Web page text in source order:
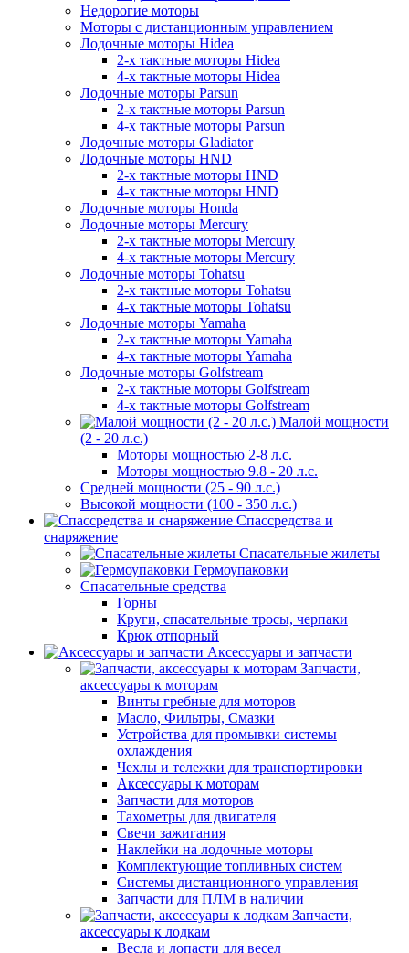
Недорогие моторы
Моторы с дистанционным управлением
Лодочные моторы Hidea
2-х тактные моторы Hidea
4-х тактные моторы Hidea
Лодочные моторы Parsun
2-х тактные моторы Parsun
4-х тактные моторы Parsun
Лодочные моторы Gladiator
Лодочные моторы HND
2-х тактные моторы HND
4-х тактные моторы HND
Лодочные моторы Honda
Лодочные моторы Mercury
2-х тактные моторы Mercury
4-х тактные моторы Mercury
Лодочные моторы Tohatsu
2-х тактные моторы Tohatsu
4-х тактные моторы Tohatsu
Лодочные моторы Yamaha
2-х тактные моторы Yamaha
4-х тактные моторы Yamaha
Лодочные моторы Golfstream
2-х тактные моторы Golfstream
4-х тактные моторы Golfstream
Малой мощности
(2 - 20 л.с.)
Моторы мощностью 2-8 л.с.
Моторы мощностью 9.8 - 20 л.с.
Средней мощности (25 - 90 л.с.)
Высокой мощности (100 - 350 л.с.)
Спассредства и
снаряжение
Спасательные жилеты
Гермоупаковки
Спасательные средства
Горны
Круги, спасательные тросы, черпаки
Крюк отпорный
Аксессуары и запчасти
Запчасти,
аксессуары к моторам
Винты гребные для моторов
Масло, Фильтры, Смазки
Устройства для промывки системы
охлаждения
Чехлы и тележки для транспортировки
Аксессуары к моторам
Запчасти для моторов
Тахометры для двигателя
Свечи зажигания
Наклейки на лодочные моторы
Комплектующие топливных систем
Системы дистанционного управления
Запчасти для ПЛМ в наличии
Запчасти,
аксессуары к лодкам
Весла и лопасти для весел